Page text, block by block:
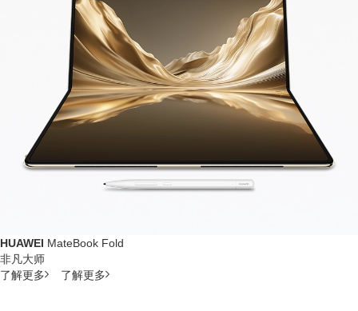
HUAWEI MateBook Fold
非凡大师
了解更多
了解更多